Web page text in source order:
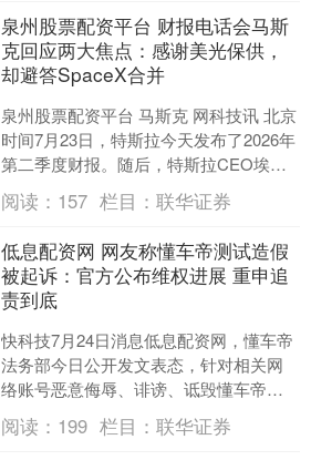
泉州股票配资平台 财报电话会马斯
克回应两大焦点：感谢美光保供，
却避答SpaceX合并
泉州股票配资平台 马斯克 网科技讯 北京
时间7月23日，特斯拉今天发布了2026年
第二季度财报。随后，特斯拉CEO埃隆
马斯克(Elon Musk)、CFO瓦布哈....
阅读： 157 栏目：联华证券
低息配资网 网友称懂车帝测试造假
被起诉：官方公布维权进展 重申追
责到底
快科技7月24日消息低息配资网，懂车帝
法务部今日公开发文表态，针对相关网
络账号恶意侮辱、诽谤、诋毁懂车帝商
业信誉的不法行为，平台此前一直在持
续推进专项打击行动，....
阅读： 199 栏目：联华证券